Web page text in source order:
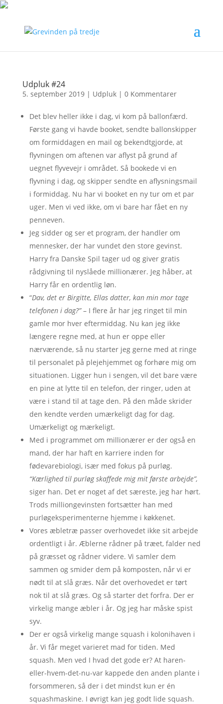
Udpluk #24
5. september 2019| Udpluk| 0 Kommentarer
Det blev heller ikke i dag, vi kom på ballonfærd.
Første gang vi havde booket, sendte ballonskipper
om formiddagen en mail og bekendtgjorde, at
flyvningen om aftenen var aflyst på grund af
uegnet flyvevejr i området. Så bookede vi en
flyvning i dag, og skipper sendte en aflysningsmail
i formiddag. Nu har vi booket en ny tur om et par
uger. Men vi ved ikke, om vi bare har fået en ny
penneven.
Jeg sidder og ser et program, der handler om
mennesker, der har vundet den store gevinst.
Harry fra Danske Spil tager ud og giver gratis
rådgivning til nyslåede millionærer. Jeg håber, at
Harry får en ordentlig løn.
“Dav, det er Birgitte, Ellas datter, kan min mor tage
telefonen i dag?”– I flere år har jeg ringet til min
gamle mor hver eftermiddag. Nu kan jeg ikke
længere regne med, at hun er oppe eller
nærværende, så nu starter jeg gerne med at ringe
til personalet på plejehjemmet og forhøre mig om
situationen. Ligger hun i sengen, vil det bare være
en pine at lytte til en telefon, der ringer, uden at
være i stand til at tage den. På den måde skrider
den kendte verden umærkeligt dag for dag.
Umærkeligt og mærkeligt.
Med i programmet om millionærer er der også en
mand, der har haft en karriere inden for
fødevarebiologi, især med fokus på purløg.
“Kærlighed til purløg skaffede mig mit første arbejde”,
siger han. Det er noget af det særeste, jeg har hørt.
Trods milliongevinsten fortsætter han med
purløgeksperimenterne hjemme i køkkenet.
Vores æbletræ passer overhovedet ikke sit arbejde
ordentligt i år. Æblerne rådner på træet, falder ned
på græsset og rådner videre. Vi samler dem
sammen og smider dem på komposten, når vi er
nødt til at slå græs. Når det overhovedet er tørt
nok til at slå græs. Og så starter det forfra. Der er
virkelig mange æbler i år. Og jeg har måske spist
syv.
Der er også virkelig mange squash i kolonihaven i
år. Vi får meget varieret mad for tiden. Med
squash. Men ved I hvad det gode er? At haren-
eller-hvem-det-nu-var kappede den anden plante i
forsommeren, så der i det mindst kun er én
squashmaskine. I øvrigt kan jeg godt lide squash.